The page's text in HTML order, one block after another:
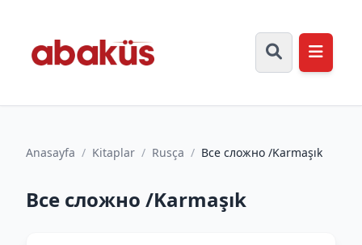
Anasayfa / Kitaplar / Rusça / Все сложно /Karmaşık
Все сложно /Karmaşık